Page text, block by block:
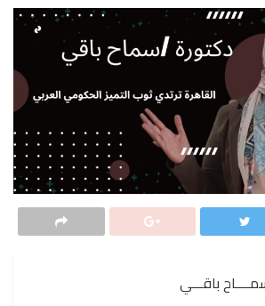
باقـــي